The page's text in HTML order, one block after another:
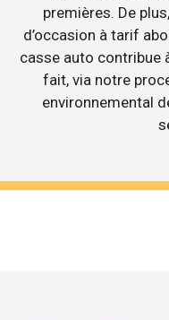
premières. De
d’occasion à tarif
casse auto contribue
fait, via notre
environnemental